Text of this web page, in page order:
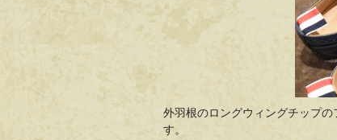
外羽根のロングウィングチップ
す。